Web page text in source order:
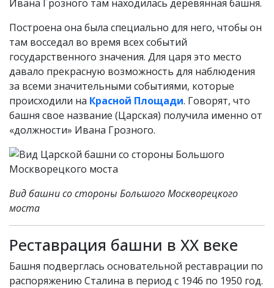
Ивана Грозного там находилась деревянная башня.
Построена она была специально для него, чтобы он
там восседал во время всех событий
государственного значения. Для царя это место
давало прекрасную возможность для наблюдения
за всеми значительными событиями, которые
происходили на Красной Площади. Говорят, что
башня свое название (Царская) получила именно от
«должности» Ивана Грозного.
Вид башни со стороны Большого Москворецкого
моста
Реставрация башни в XX веке
Башня подверглась основательной реставрации по
распоряжению Сталина в период с 1946 по 1950 год.